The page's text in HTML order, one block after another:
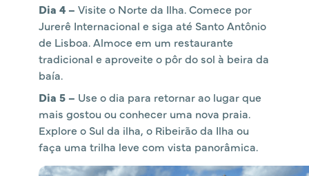
Dia 4 – Visite o Norte da Ilha. Comece por
Jurerê Internacional e siga até Santo Antônio
de Lisboa. Almoce em um restaurante
tradicional e aproveite o pôr do sol à beira da
baía.
Dia 5 – Use o dia para retornar ao lugar que
mais gostou ou conhecer uma nova praia.
Explore o Sul da ilha, o Ribeirão da Ilha ou
faça uma trilha leve com vista panorâmica.